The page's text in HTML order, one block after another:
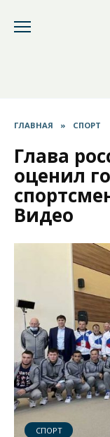
ГЛАВНАЯ » СПОРТ
Глава
оценил
Видео
СПОРТ